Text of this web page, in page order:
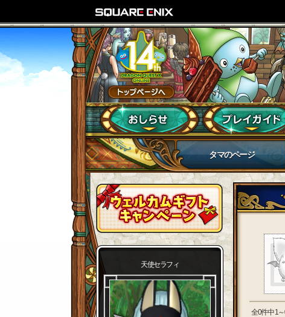
タマのページ
天使セラフィ
全0件中 1